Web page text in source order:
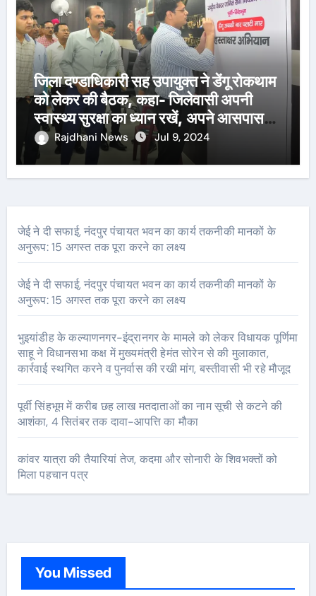
जिला दण्डाधिकारी सह उपायुक्त ने डेंगू रोकथाम
को लेकर की बैठक, कहा- जिलेवासी अपनी
स्वास्थ्य सुरक्षा का ध्यान रखें, अपने आसपास
पानी जमा न होने दें
Rajdhani News Jul 9, 2024
जेई ने दी सफाई, नंदपुर पंचायत भवन का कार्य तकनीकी मानकों के
अनुरूप: 15 अगस्त तक पूरा करने का लक्ष्य
जेई ने दी सफाई, नंदपुर पंचायत भवन का कार्य तकनीकी मानकों के
अनुरूप: 15 अगस्त तक पूरा करने का लक्ष्य
भुइयांडीह के कल्याणनगर-इंद्रानगर के मामले को लेकर विधायक पूर्णिमा
साहू ने विधानसभा कक्ष में मुख्यमंत्री हेमंत सोरेन से की मुलाकात,
कार्रवाई स्थगित करने व पुनर्वास की रखी मांग, बस्तीवासी भी रहे मौजूद
पूर्वी सिंहभूम में करीब छह लाख मतदाताओं का नाम सूची से कटने की
आशंका, 4 सितंबर तक दावा-आपत्ति का मौका
कांवर यात्रा की तैयारियां तेज, कदमा और सोनारी के शिवभक्तों को
मिला पहचान पत्र
You Missed